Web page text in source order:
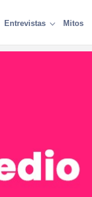
Entrevistas Mitos